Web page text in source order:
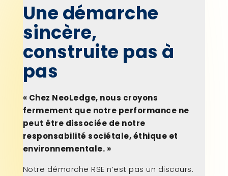
Une démarche
sincère,
construite pas à
pas
« Chez NeoLedge, nous croyons
fermement que notre performance ne
peut être dissociée de notre
responsabilité sociétale, éthique et
environnementale. »
Notre démarche RSE n’est pas un discours.